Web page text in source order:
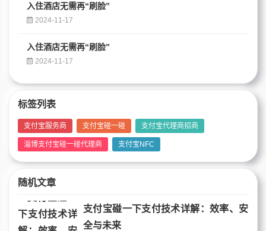
入住酒店无需再“刷脸”
2024-11-17
入住酒店无需再“刷脸”
2024-11-17
标签列表
支付宝服务商 支付宝碰一碰 支付宝代理商招商
淄博支付宝碰一碰代理商 支付宝NFC
随机文章
支付宝碰一下支付技术详解：效率、安
全与未来